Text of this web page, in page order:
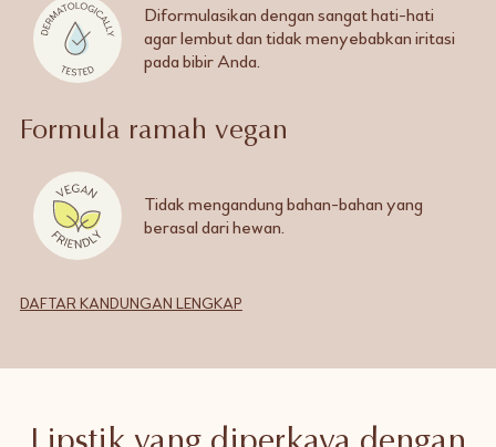
Diformulasikan dengan sangat hati-hati
agar lembut dan tidak menyebabkan iritasi
pada bibir Anda.
Formula ramah vegan
Tidak mengandung bahan-bahan yang
berasal dari hewan.
DAFTAR KANDUNGAN LENGKAP